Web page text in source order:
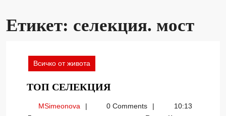
Етикет: селекция. мост
Всичко от живота
ТОП СЕЛЕКЦИЯТОП
MSimeonovaMSimeonova0 Comments 10:13